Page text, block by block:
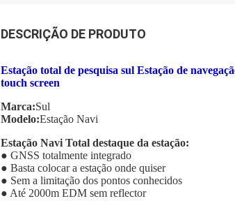
DESCRIÇÃO DE PRODUTO
Estação total de pesquisa sul Estação de
touch screen
Marca:Sul
Modelo:Estação Navi
Estação Navi Total destaque da estação:
● GNSS totalmente integrado
● Basta colocar a estação onde quiser
● Sem a limitação dos pontos conhecidos
● Até 2000m EDM sem reflector